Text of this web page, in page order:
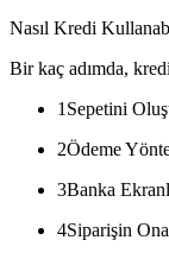
Nasıl Kredi
Bir kaç adımda,
1 Sepetini
2Ödeme
3Banka
4Siparişin